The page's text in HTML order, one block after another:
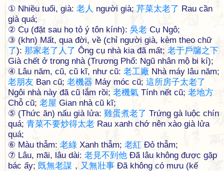
① Nhiều tuổi, già: 老人 người già; 芹菜太老了 Rau cần
già quá;
② Cụ (đặt sau họ tỏ ý tôn kính): 吳老 Cụ Ngô;
③ (khn) Mất, qua đời, về (chỉ người già, kèm theo chữ
了): 那家老了 人 了 Ông cụ nhà kia đã mất; 老于戶牖之下
Già chết ở trong nhà (Trương Phổ: Ngũ nhân mộ bi kí);
④ Lâu năm, cũ, cũ kĩ, như cũ: 老工廠 Nhà máy lâu năm;
老朋友 Bạn cũ; 老機器 Máy móc cũ; 這所房子太老了
Ngôi nhà này đã cũ lắm rồi; 老機氣 Tính nết cũ; 老地方
Chỗ cũ; 老屋 Gian nhà cũ kĩ;
⑤ (Thức ăn) nấu già lửa: 雞蛋煮老了 Trứng gà luộc chín
quá; 青菜不要炒得太老 Rau xanh chớ nên xào già lửa
quá;
⑥ Màu thẫm: 老綠 Xanh thẫm; 老紅 Đỏ thẫm;
⑦ Lâu, mãi, lâu dài: 老見不到 他 Đã lâu không được gặp
bác ấy; 既無老謀 ， 又無壯事 Đã không có mưu (kế